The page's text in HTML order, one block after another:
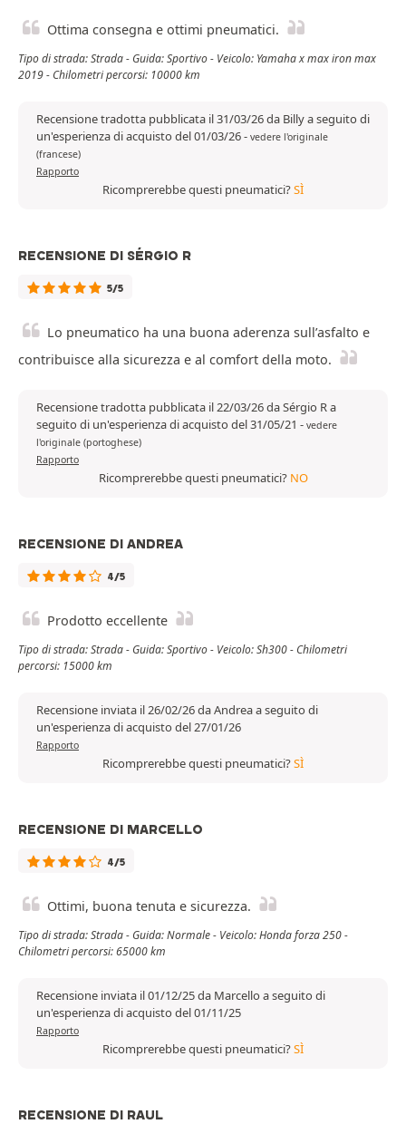
Ottima consegna e ottimi pneumatici.
Tipo di strada: Strada - Guida: Sportivo - Veicolo: Yamaha x max iron max
2019 - Chilometri percorsi: 10000 km
Recensione tradotta pubblicata il 31/03/26 da Billy a seguito di
un'esperienza di acquisto del 01/03/26- vedere l'originale
(francese)
Rapporto
Ricomprerebbe questi pneumatici?SÌ
RECENSIONE DI SÉRGIO R
5/5
Lo pneumatico ha una buona aderenza sull’asfalto e
contribuisce alla sicurezza e al comfort della moto.
Recensione tradotta pubblicata il 22/03/26 da Sérgio R a
seguito di un'esperienza di acquisto del 31/05/21 - vedere
l'originale (portoghese)
Rapporto
Ricomprerebbe questi pneumatici? NO
RECENSIONE DI ANDREA
4/5
Prodotto eccellente
Tipo di strada: Strada - Guida: Sportivo - Veicolo: Sh300 - Chilometri
percorsi: 15000 km
Recensione inviata il 26/02/26 da Andrea a seguito di
un'esperienza di acquisto del 27/01/26
Rapporto
Ricomprerebbe questi pneumatici?SÌ
RECENSIONE DI MARCELLO
4/5
Ottimi, buona tenuta e sicurezza.
Tipo di strada: Strada - Guida: Normale - Veicolo: Honda forza 250 -
Chilometri percorsi: 65000 km
Recensione inviata il 01/12/25 da Marcello a seguito di
un'esperienza di acquisto del 01/11/25
Rapporto
Ricomprerebbe questi pneumatici?SÌ
RECENSIONE DI RAUL